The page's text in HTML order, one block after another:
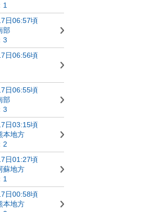
1
日06:57頃
部
3
日06:56頃
日06:55頃
部
3
日03:15頃
本地方
2
日01:27頃
蘇地方
1
日00:58頃
本地方